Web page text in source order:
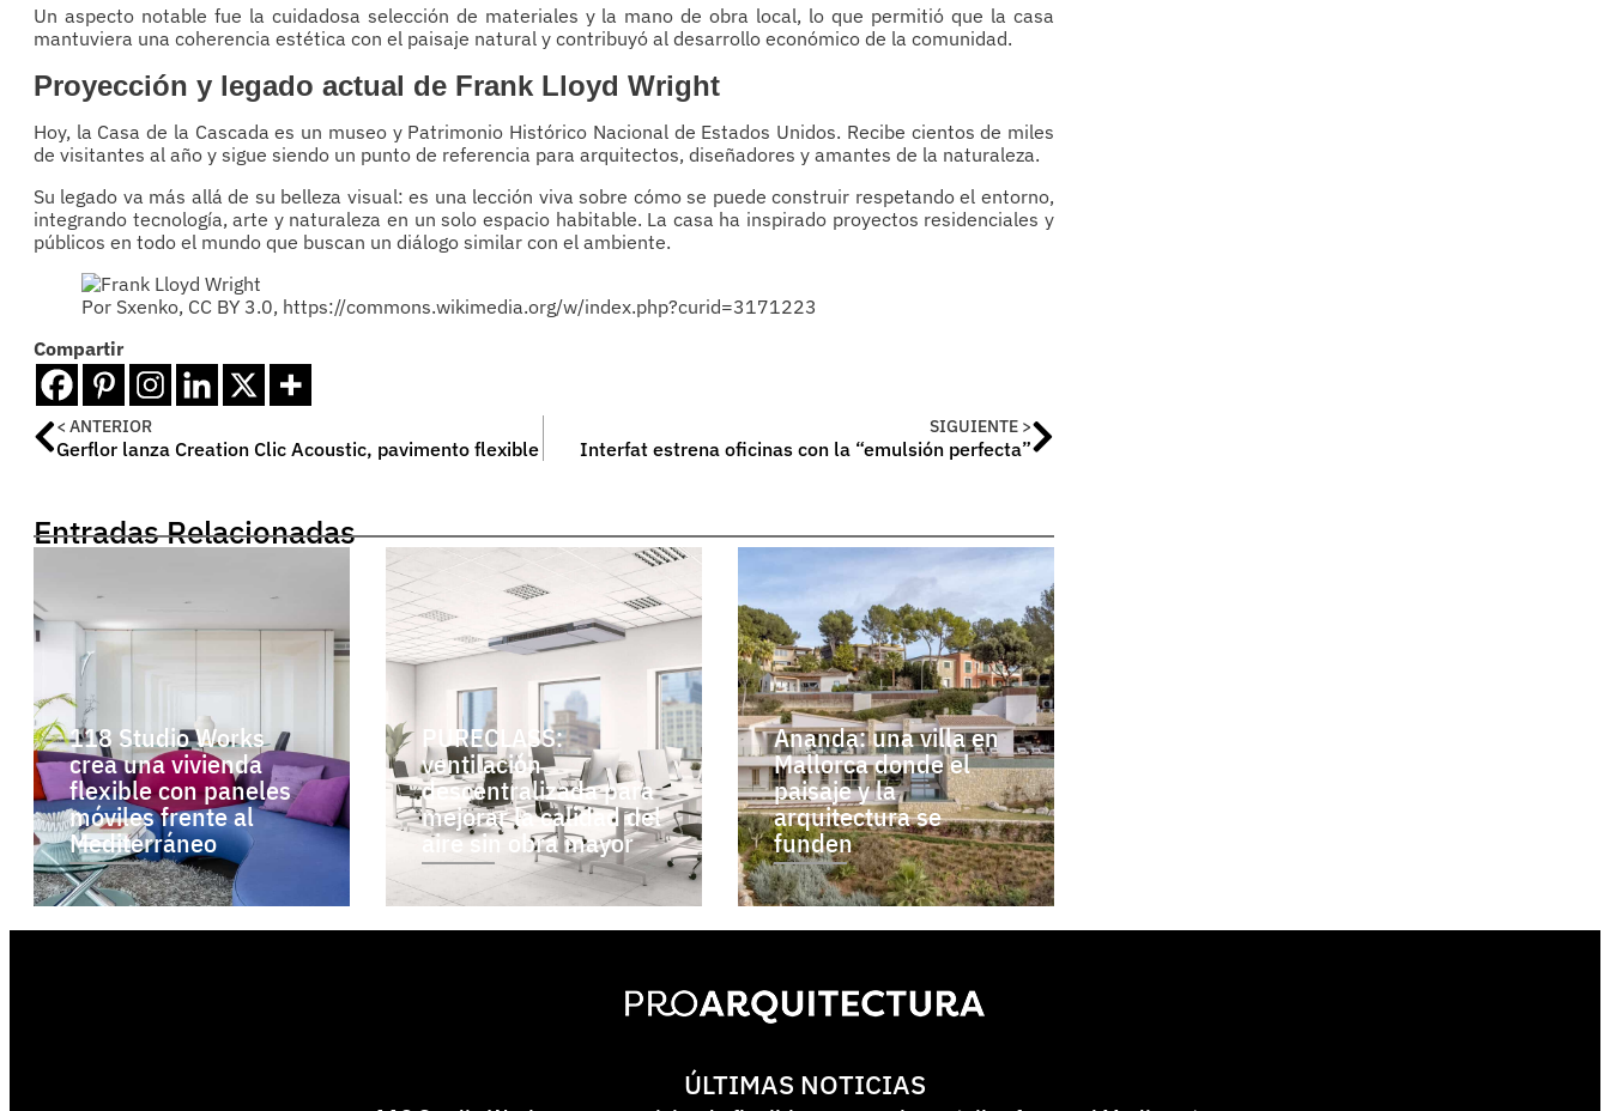
Un aspecto notable fue la cuidadosa selección de materiales y la mano de obra local, lo que permitió que la casa
mantuviera una coherencia estética con el paisaje natural y contribuyó al desarrollo económico de la comunidad.
Proyección y legado actual de Frank Lloyd Wright
Hoy, la Casa de la Cascada es un museo y Patrimonio Histórico Nacional de Estados Unidos. Recibe cientos de miles
de visitantes al año y sigue siendo un punto de referencia para arquitectos, diseñadores y amantes de la naturaleza.
Su legado va más allá de su belleza visual: es una lección viva sobre cómo se puede construir respetando el entorno,
integrando tecnología, arte y naturaleza en un solo espacio habitable. La casa ha inspirado proyectos residenciales y
públicos en todo el mundo que buscan un diálogo similar con el ambiente.
Por Sxenko, CC BY 3.0, https://commons.wikimedia.org/w/index.php?curid=3171223
Compartir
< ANTERIOR
Gerflor lanza Creation Clic Acoustic, pavimento flexible
SIGUIENTE >
Interfat estrena oficinas con la “emulsión perfecta”
Entradas Relacionadas
118 Studio Works
crea una vivienda
flexible con paneles
móviles frente al
Mediterráneo
PURECLASS:
ventilación
descentralizada para
mejorar la calidad del
aire sin obra mayor
Ananda: una villa en
Mallorca donde el
paisaje y la
arquitectura se
funden
ÚLTIMAS NOTICIAS